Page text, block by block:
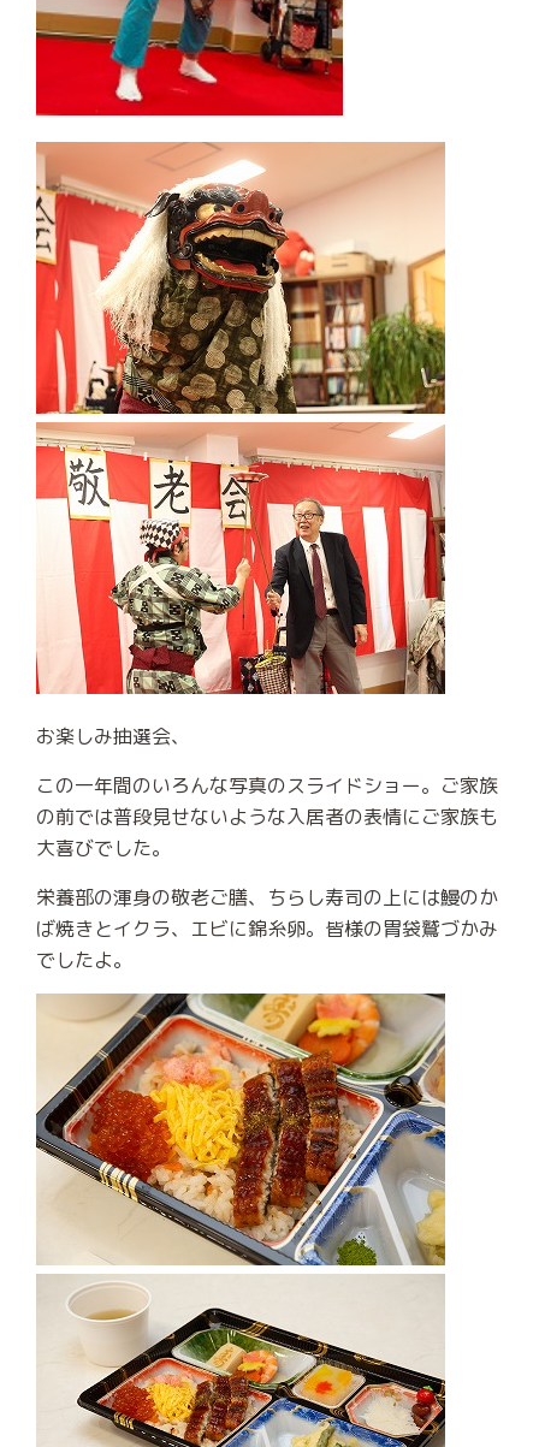
お楽しみ抽選会、
この一年間のいろんな写真のスライドショー。ご家族
の前では普段見せないような入居者の表情にご家族も
大喜びでした。
栄養部の渾身の敬老ご膳、ちらし寿司の上には鰻のか
ば焼きとイクラ、エビに錦糸卵。皆様の胃袋鷲づかみ
でしたよ。